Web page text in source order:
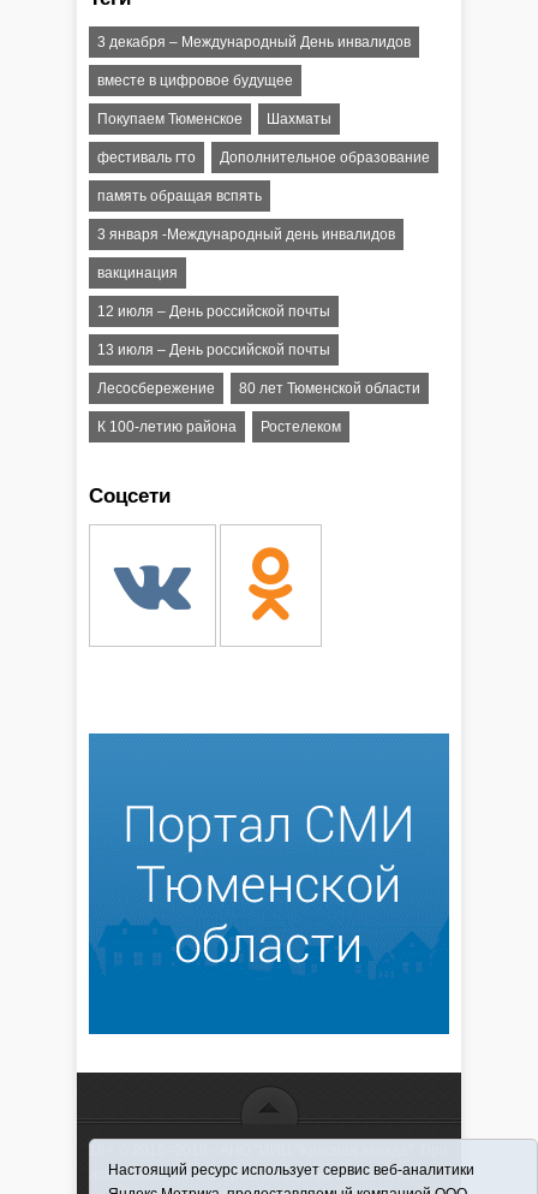
3 декабря – Международный День инвалидов
вместе в цифровое будущее
Покупаем Тюменское Шахматы
фестиваль гто Дополнительное образование
память обращая вспять
3 января -Международный день инвалидов
вакцинация
12 июля – День российской почты
13 июля – День российской почты
Лесосбережение 80 лет Тюменской области
К 100-летию района Ростелеком
Соцсети
использовании материалов ссылка обязательна
Настоящий ресурс использует сервис веб-аналитики